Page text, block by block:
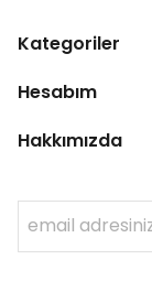
Kategoriler
Hesabım
Hakkımızda